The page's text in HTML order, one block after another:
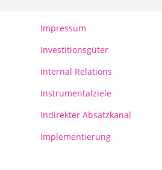
Impressum
Investitionsgüter
Internal Relations
Instrumentalziele
Indirekter Absatzkanal
Implementierung